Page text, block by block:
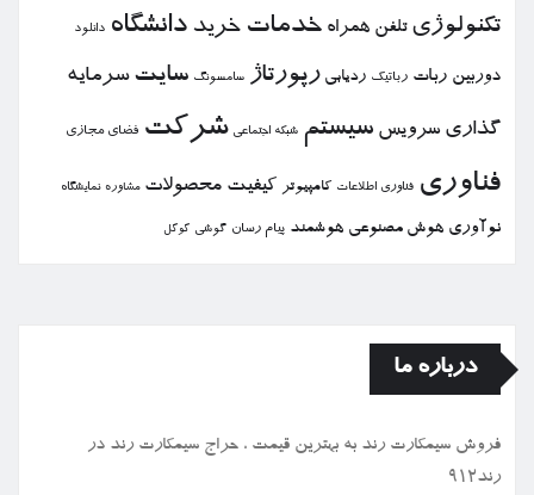
تكنولوژی تلفن همراه خدمات خرید دانشگاه دانلود
دوربین ربات رباتیك ردیابی رپورتاژ سامسونگ سایت سرمایه
گذاری سرویس سیستم شبكه اجتماعی شركت فضای مجازی
فناوری فناوری اطلاعات كامپیوتر كیفیت محصولات مشاوره نمایشگاه
نوآوری هوش مصنوعی هوشمند پیام رسان گوشی گوگل
درباره ما
فروش سیمكارت رند به بهترین قیمت ، حراج سیمكارت رند در
رند912